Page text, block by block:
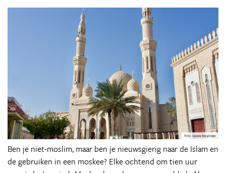
Ben je niet-moslim, maar ben je nieuwsgierig naar de Islam en
de gebruiken in een moskee? Elke ochtend om tien uur